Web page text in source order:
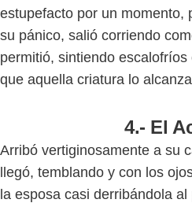
estupefacto por un momento,
su pánico, salió corriendo
permitió, sintiendo
que aquella criatura lo
4.- El
Arribó vertiginosamente a su
llegó, temblando y con los
la esposa casi derribándola